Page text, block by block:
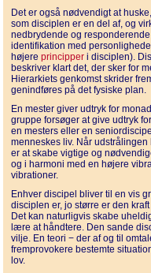
Det er også nødvendigt at
som disciplen er en del af, og
nedbrydende og
identifikation med
højere principper i disciplen).
beskriver klart det, der sker for
Hierarkiets genkomst skrider
genindføres på det fysiske plan.
En mester giver udtryk for
gruppe forsøger at give udtryk
en mesters eller en
menneskes liv. Når
er at skabe vigtige og
og i harmoni med en højere
vibrationer.
Enhver discipel bliver til en vis
disciplen er, jo større er den
Det kan naturligvis skabe
lære at håndtere. Den sande
vilje. En teori − der af og til
fremprovokere bestemte
lov.